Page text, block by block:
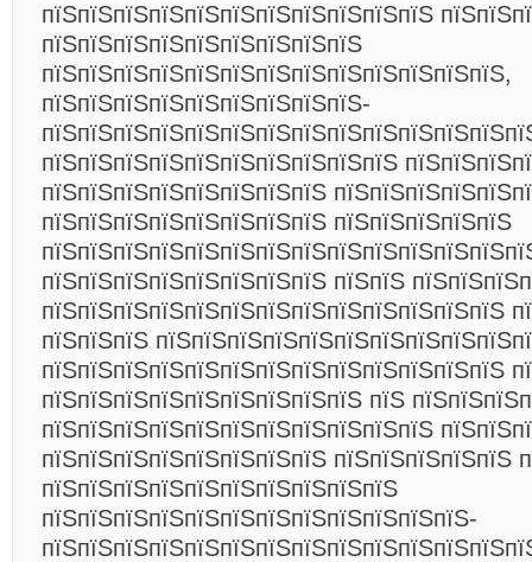
пїЅпїЅпїЅпїЅпїЅпїЅпїЅпїЅпїЅпїЅпїЅ
пїЅпїЅпїЅпїЅпїЅпїЅпїЅпїЅпїЅ
пїЅпїЅпїЅпїЅпїЅпїЅпїЅпїЅпїЅпїЅпїЅпїЅпїЅ,
пїЅпїЅпїЅпїЅпїЅпїЅпїЅпїЅпїЅ-
пїЅпїЅпїЅпїЅпїЅпїЅпїЅпїЅпїЅпїЅ
пїЅпїЅпїЅпїЅпїЅпїЅпїЅпїЅ
пїЅпїЅпїЅпїЅпїЅпїЅпїЅпїЅ пїЅпїЅпїЅпїЅпїЅ
пїЅпїЅпїЅпїЅпїЅпїЅпїЅпїЅ пїЅпїЅ
пїЅпїЅпїЅпїЅпїЅпїЅпїЅпїЅпїЅпїЅпїЅпїЅпїЅ
пїЅпїЅпїЅ
пїЅпїЅпїЅпїЅпїЅпїЅпїЅпїЅпїЅпїЅпїЅпїЅпїЅ
пїЅпїЅпїЅпїЅпїЅпїЅпїЅпїЅпїЅ пїЅ
пїЅпїЅпїЅпїЅпїЅпїЅпїЅпїЅпїЅпїЅпїЅ
пїЅпїЅпїЅпїЅпїЅпїЅпїЅпїЅ пїЅпїЅпїЅпїЅпїЅ
пїЅпїЅпїЅпїЅпїЅпїЅпїЅпїЅпїЅпїЅ
пїЅпїЅпїЅпїЅпїЅпїЅпїЅпїЅпїЅпїЅпїЅпїЅ-